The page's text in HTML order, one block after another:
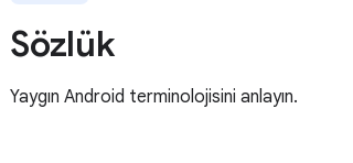
Sözlük
Yaygın Android terminolojisini anlayın.